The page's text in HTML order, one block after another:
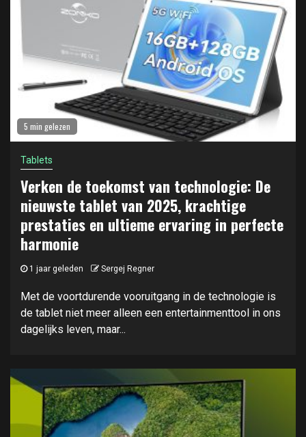
5 min gelezen
Tablets
Verken de toekomst van technologie: De
nieuwste tablet van 2025, krachtige
prestaties en ultieme ervaring in perfecte
harmonie
1 jaar geleden Sergej Regner
Met de voortdurende vooruitgang in de technologie is
de tablet niet meer alleen een entertainmenttool in ons
dagelijks leven, maar...